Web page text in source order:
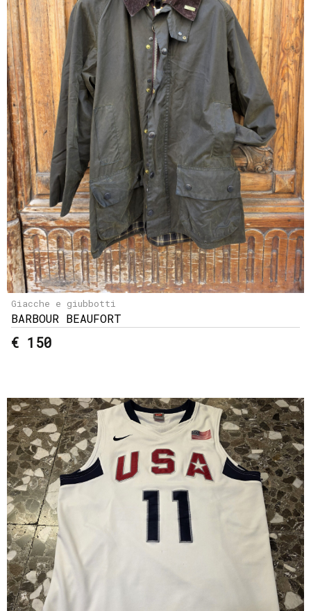
Giacche e giubbotti
BARBOUR BEAUFORT
€ 150